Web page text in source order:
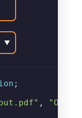
▼
;
,